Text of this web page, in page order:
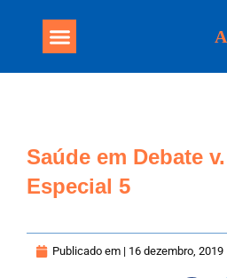
Saúde em Debate
Especial 5
Publicado em | 16 dezembro, 2019